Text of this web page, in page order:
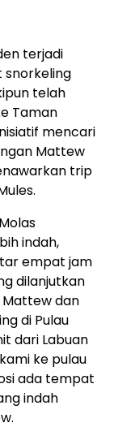
terjadi
snorkeling
telah
Taman
mencari
Mattew
trip
indah,
empat jam
dilanjutkan
Mattew dan
di Pulau
dari Labuan
ke pulau
ada tempat
indah